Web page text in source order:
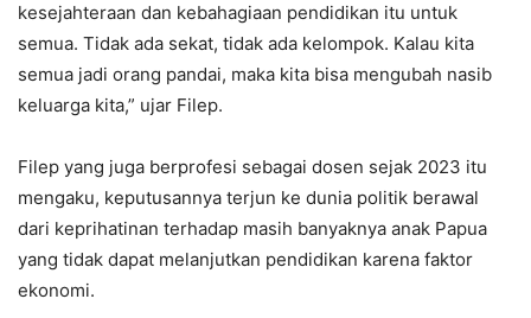
kesejahteraan dan kebahagiaan pendidikan itu untuk
semua. Tidak ada sekat, tidak ada kelompok. Kalau kita
semua jadi orang pandai, maka kita bisa mengubah nasib
keluarga kita,” ujar Filep.
Filep yang juga berprofesi sebagai dosen sejak 2023 itu
mengaku, keputusannya terjun ke dunia politik berawal
dari keprihatinan terhadap masih banyaknya anak Papua
yang tidak dapat melanjutkan pendidikan karena faktor
ekonomi.